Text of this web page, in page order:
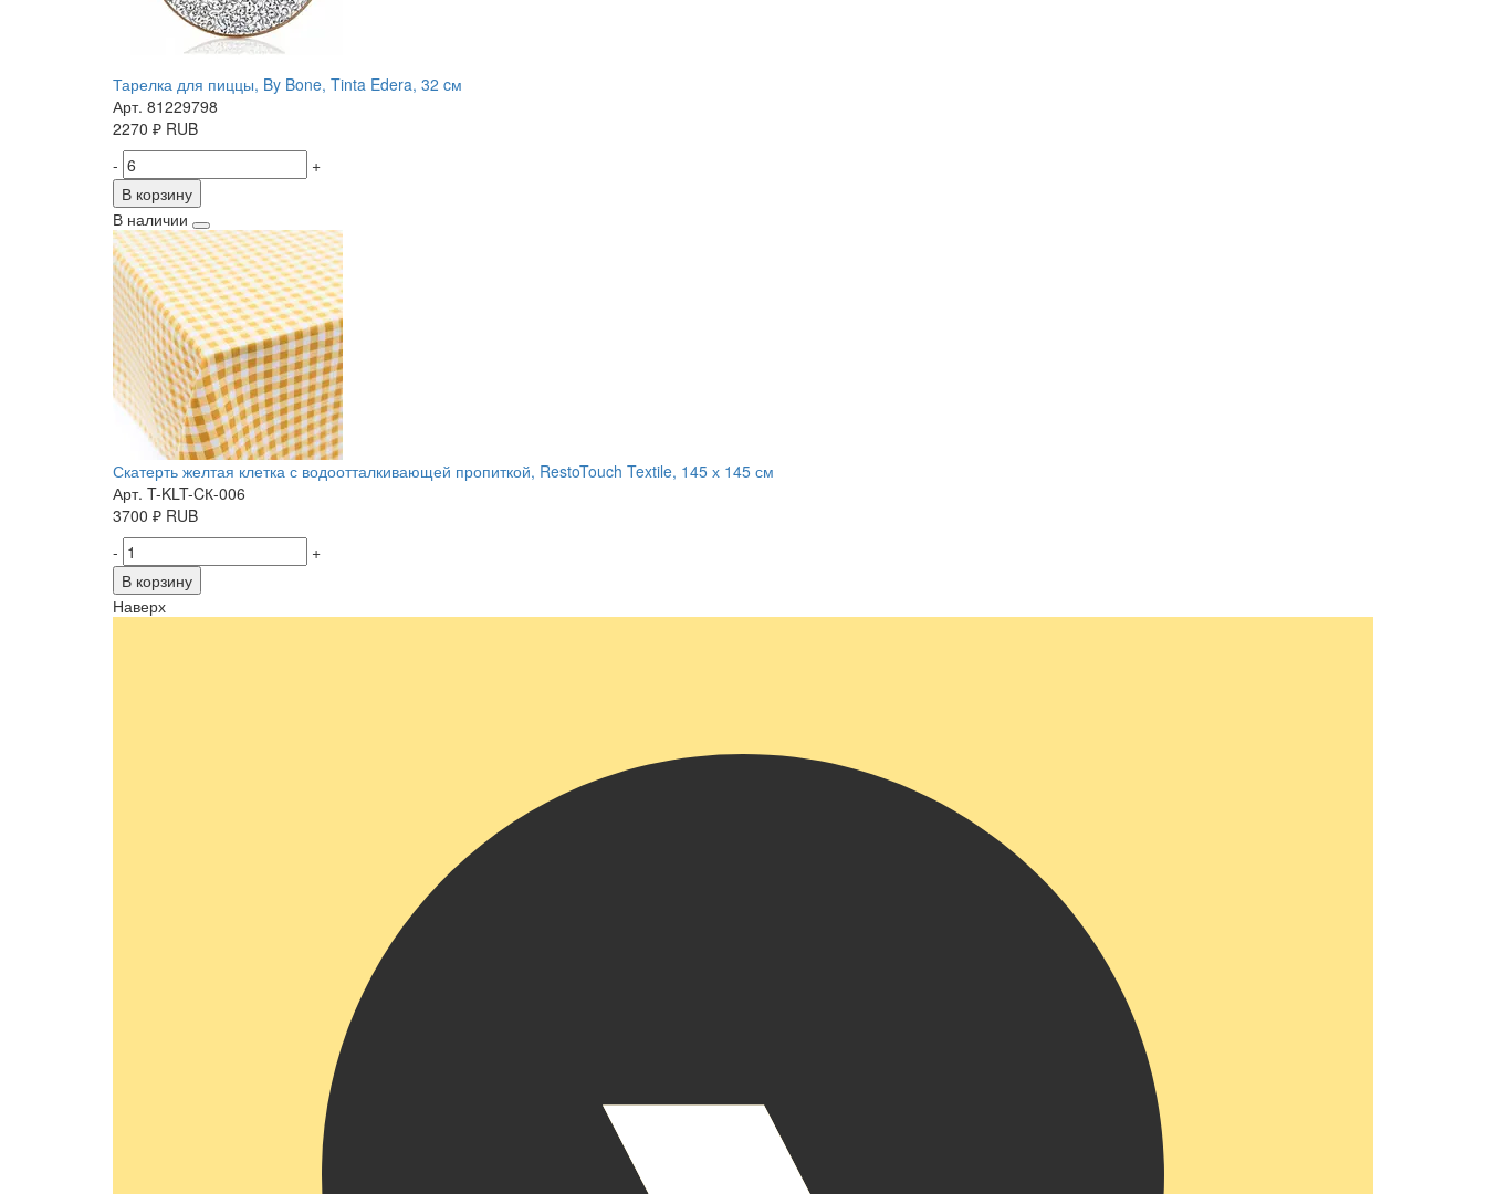
Тарелка для пиццы, By Bone, Tinta Edera, 32 cм
Арт. 81229798
2270 ₽ RUB
-
+
В корзину
В наличии
Скатерть желтая клетка с водоотталкивающей пропиткой, RestoTouch Textile, 145 х 145 см
Арт. T-KLT-CК-006
3700 ₽ RUB
-
+
В корзину
Наверх